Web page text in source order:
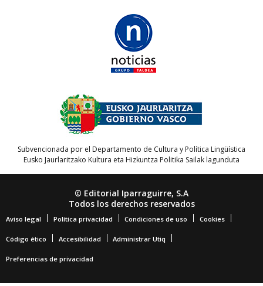
Subvencionada por el Departamento de Cultura y Política Lingüística
Eusko Jaurlaritzako Kultura eta Hizkuntza Politika Sailak lagunduta
© Editorial Iparraguirre, S.A
Todos los derechos reservados
Aviso legal Política privacidad Condiciones de uso Cookies
Código ético Accesibilidad Administrar Utiq
Preferencias de privacidad